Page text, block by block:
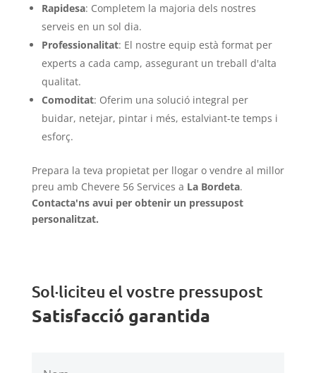
Rapidesa: Completem la majoria dels nostres
serveis en un sol dia.
Professionalitat: El nostre equip està format per
experts a cada camp, assegurant un treball d'alta
qualitat.
Comoditat: Oferim una solució integral per
buidar, netejar, pintar i més, estalviant-te temps i
esforç.
Prepara la teva propietat per llogar o vendre al millor
preu amb Chevere 56 Services a La Bordeta.
Contacta'ns avui per obtenir un pressupost
personalitzat.
Sol·liciteu el vostre pressupost
Satisfacció garantida